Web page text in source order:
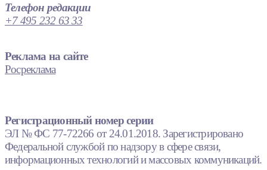
Телефон редакции
+7 495 232 63 33
Реклама на сайте
Росреклама
Регистрационный номер серии
ЭЛ № ФС 77-72266 от 24.01.2018. Зарегистрировано
Федеральной службой по надзору в сфере связи,
информационных технологий и массовых коммуникаций.